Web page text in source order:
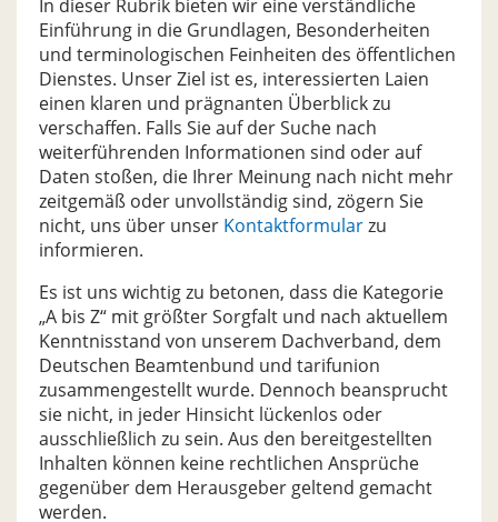
In dieser Rubrik bieten wir eine verständliche
Einführung in die Grundlagen, Besonderheiten
und terminologischen Feinheiten des öffentlichen
Dienstes. Unser Ziel ist es, interessierten Laien
einen klaren und prägnanten Überblick zu
verschaffen. Falls Sie auf der Suche nach
weiterführenden Informationen sind oder auf
Daten stoßen, die Ihrer Meinung nach nicht mehr
zeitgemäß oder unvollständig sind, zögern Sie
nicht, uns über unser Kontaktformularzu
informieren.
Es ist uns wichtig zu betonen, dass die Kategorie
„A bis Z“ mit größter Sorgfalt und nach aktuellem
Kenntnisstand von unserem Dachverband, dem
Deutschen Beamtenbund und tarifunion
zusammengestellt wurde. Dennoch beansprucht
sie nicht, in jeder Hinsicht lückenlos oder
ausschließlich zu sein. Aus den bereitgestellten
Inhalten können keine rechtlichen Ansprüche
gegenüber dem Herausgeber geltend gemacht
werden.